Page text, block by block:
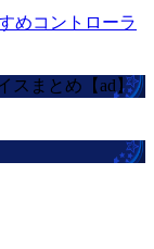
めコントローラ
スまとめ【ad】